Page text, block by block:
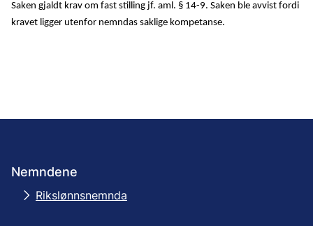
Saken gjaldt krav om fast stilling jf. aml. § 14-9. Saken ble avvist fordi
kravet ligger utenfor nemndas saklige kompetanse.
Nemndene
Rikslønnsnemnda